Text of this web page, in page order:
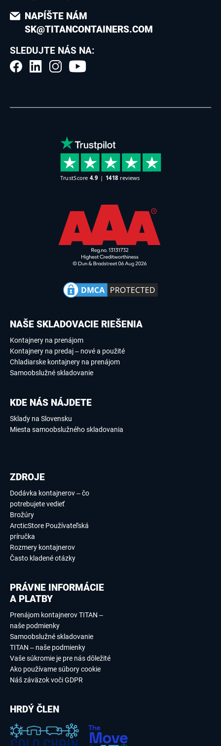
NAPÍŠTE NÁM
SK@TITANCONTAINERS.COM
SLEDUJTE NÁS NA:
NAŠE SKLADOVACIE RIEŠENIA
Kontajnery na prenájom
Kontajnery na predaj – nové a použité
Chladiarske kontajnery na prenájom
Samoobslužné skladovanie
KDE NÁS NÁJDETE
Sklady na Slovensku
Miesta samoobslužného skladovania
ZDROJE
Dodávka kontajnerov – čo
potrebujete vedieť
Brožúry
ArcticStore Používateľská
príručka
Rozmery kontajnerov
Často kladené otázky
PRÁVNE INFORMÁCIE
A PLATBY
Prenájom kontajnerov TITAN –
naše podmienky
Samoobslužné skladovanie
TITAN – naše podmienky
Vaše súkromie je pre nás dôležité
Ako používame súbory cookie
Náš záväzok voči GDPR
HRDÝ ČLEN